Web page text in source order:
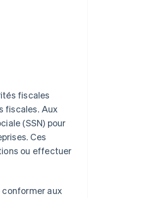
fiscales
fiscales. Aux
(SSN) pour
Ces
ou effectuer
aux